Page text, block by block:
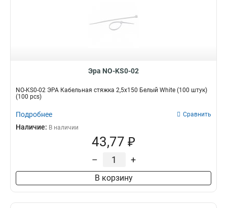
Эра NO-KS0-02
NO-KS0-02 ЭРА Кабельная стяжка 2,5х150 Белый White (100 штук)
(100 pcs)
Подробнее Сравнить
Наличие: В наличии
43,77 ₽
– +
В корзину